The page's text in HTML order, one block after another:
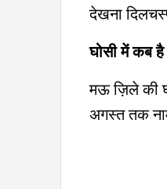
देखना
घोसी में कब है
मऊ ज़िले की
अगस्त तक